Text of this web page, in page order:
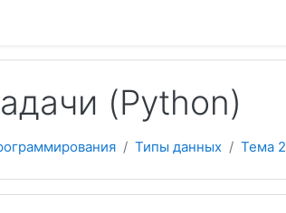
(Python)
Типы данных Тема 2